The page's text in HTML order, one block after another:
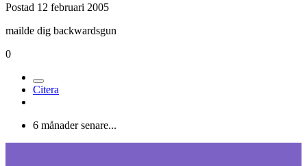
Postad 12 februari 2005
mailde dig backwardsgun
0
Citera
6 månader senare...